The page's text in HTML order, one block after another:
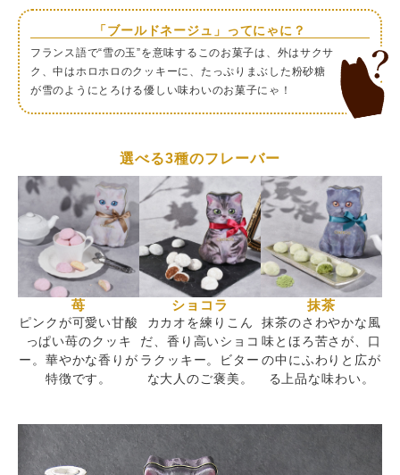
猫柄がとても可愛いくて購入しました。 入っていたお菓子
もとても美味しくて大満足です。
2026/02/22
キンキキの父 ★★★★★
（5）
ネコ缶がとにかくとっても可愛いい！ 缶に厚みがあるので
「ブールドネージュ」ってにゃに？
フランス語で“雪の玉”を意味するこのお菓子は、外はサクサ
ク、中はホロホロのクッキーに、たっぷりまぶした粉砂糖
が雪のようにとろける優しい味わいのお菓子にゃ！
選べる3種のフレーバー
苺
ピンクが可愛い甘酸
っぱい苺のクッキ
ー。華やかな香りが
特徴です。
ショコラ
カカオを練りこん
だ、香り高いショコ
ラクッキー。ビター
な大人のご褒美。
抹茶
抹茶のさわやかな風
味とほろ苦さが、口
の中にふわりと広が
る上品な味わい。